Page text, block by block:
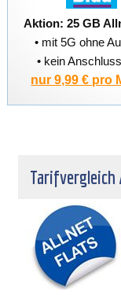
Aktion: 25 GB
• mit 5G ohne
• kein
nur 9,99 € pro